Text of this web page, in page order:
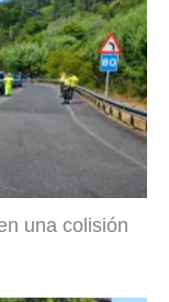
una colisión